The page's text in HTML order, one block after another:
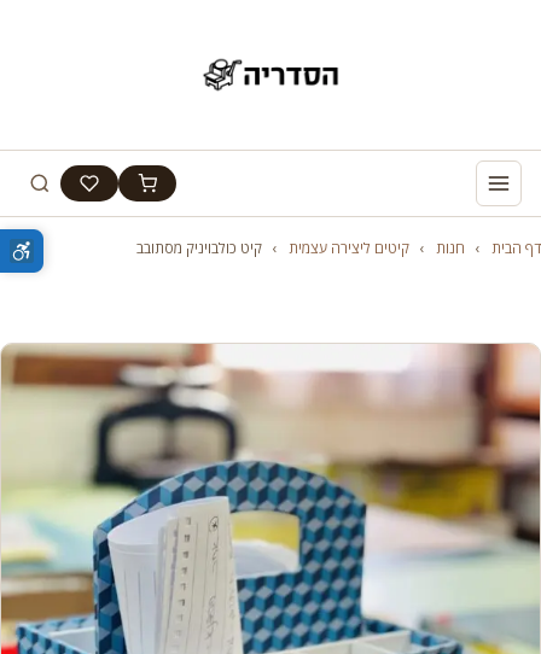
דף הבית › חנות › קיטים ליצירה עצמית › קיט כולבויניק מסתובב